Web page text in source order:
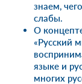
знаем,
слабы.
О
«Русский
языке и
многих